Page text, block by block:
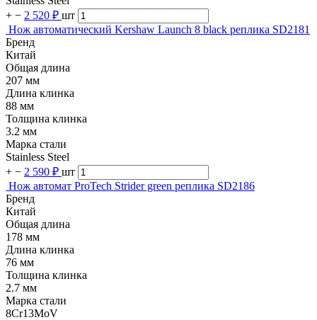
+ − 2 520 ₽ шт
Нож автоматический Kershaw Launch 8 black реплика SD2181
Бренд
Китай
Общая длина
207 мм
Длина клинка
88 мм
Толщина клинка
3.2 мм
Марка стали
Stainless Steel
+ − 2 590 ₽ шт
Нож автомат ProTech Strider green реплика SD2186
Бренд
Китай
Общая длина
178 мм
Длина клинка
76 мм
Толщина клинка
2.7 мм
Марка стали
8Cr13MoV